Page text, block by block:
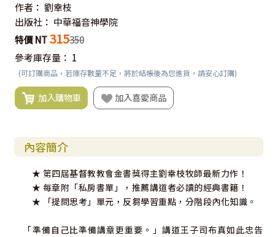
作者： 劉幸枝
出版社： 中華福音神學院
特價 NT 315350
參考庫存量： 1
(可訂購商品，若庫存數量不足，將於結帳後為您進貨，請安心訂購)
加入購物車 加入喜愛商品
內容簡介
★ 第四屆基督教教會金書獎得主劉幸枝牧師最新力作！
★ 每章附「私房書單」，推薦講道者必讀的經典書籍！
★ 「提問思考」單元，反芻學習重點，分階段內化知識。
「準備自己比準備講章更重要。」講道王子司布真如此忠告